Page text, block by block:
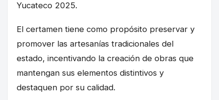
Yucateco 2025.
El certamen tiene como propósito preservar y
promover las artesanías tradicionales del
estado, incentivando la creación de obras que
mantengan sus elementos distintivos y
destaquen por su calidad.